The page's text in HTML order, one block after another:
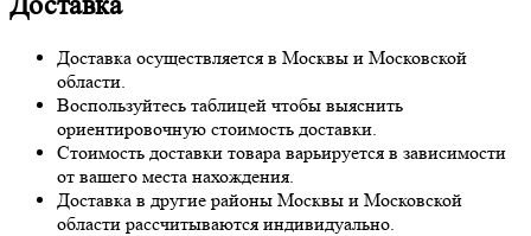
Доставка осуществляется в Москвы и Московской
области.
Воспользуйтесь таблицей чтобы выяснить
ориентировочную стоимость доставки.
Стоимость доставки товара варьируется в зависимости
от вашего места нахождения.
Доставка в другие районы Москвы и Московской
области рассчитываются индивидуально.